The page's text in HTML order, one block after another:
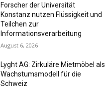
Forscher der Universität
Konstanz nutzen Flüssigkeit und
Teilchen zur
Informationsverarbeitung
August 6, 2026
Lyght AG: Zirkuläre Mietmöbel als
Wachstumsmodell für die
Schweiz